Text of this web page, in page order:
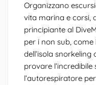
Organizzano
vita marina e corsi,
principiante al
per i non sub,
dell’isola
provare
l’autorespiratore